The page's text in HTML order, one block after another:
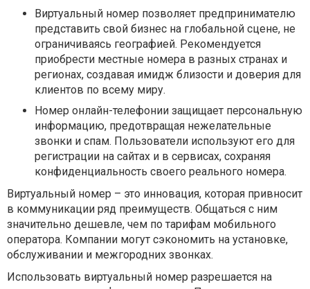
Виртуальный номер позволяет предпринимателю
представить свой бизнес на глобальной сцене, не
ограничиваясь географией. Рекомендуется
приобрести местные номера в разных странах и
регионах, создавая имидж близости и доверия для
клиентов по всему миру.
Номер онлайн-телефонии защищает персональную
информацию, предотвращая нежелательные
звонки и спам. Пользователи используют его для
регистрации на сайтах и в сервисах, сохраняя
конфиденциальность своего реального номера.
Виртуальный номер – это инновация, которая привносит
в коммуникации ряд преимуществ. Общаться с ним
значительно дешевле, чем по тарифам мобильного
оператора. Компании могут сэкономить на установке,
обслуживании и межгородних звонках.
Использовать виртуальный номер разрешается на